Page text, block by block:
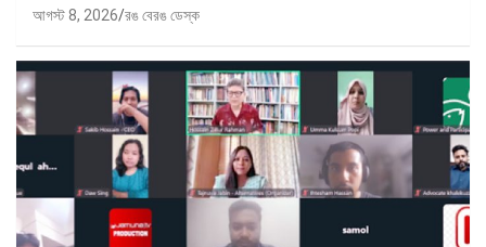
আগস্ট 8, 2026 রঙ বেরঙ ডেস্ক